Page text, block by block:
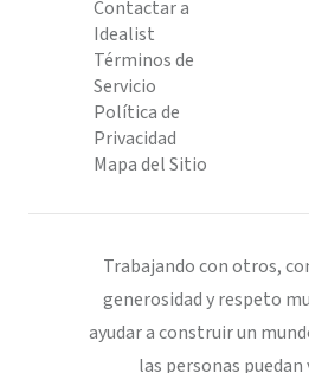
Contactar a
Idealist
Términos de
Servicio
Política de
Privacidad
Mapa del Sitio
Trabajando con otros,
generosidad y respeto
ayudar a construir un
las personas